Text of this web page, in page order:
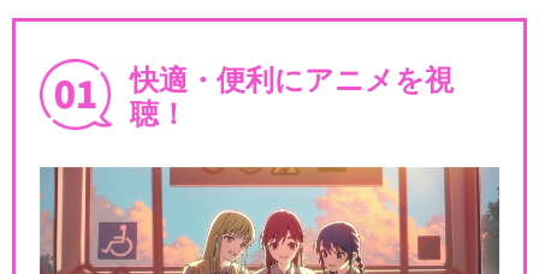
銀魂 THE FINAL
銀魂 THE SEMI-FINAL
快適・便利にアニメを視
聴！